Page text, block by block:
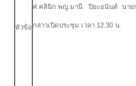
หัวข้อ
ศ.คลินิก พญ.มานี ปิยะอนันต์ นาย
กล่าวเปิดประชุม เวลา 12.30 น.